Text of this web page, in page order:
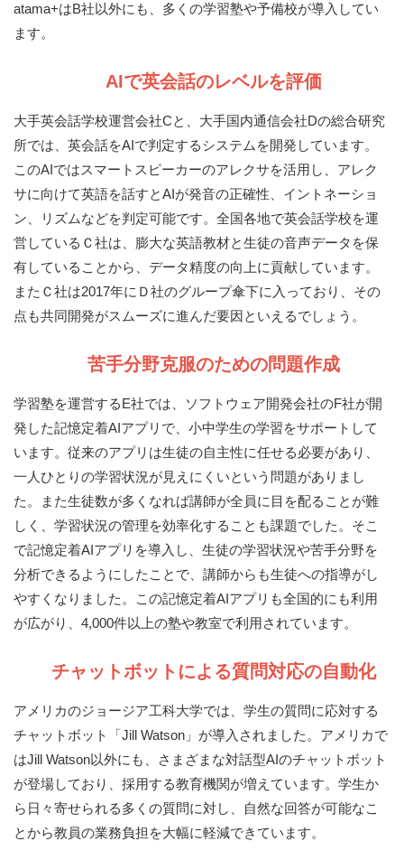
atama+はB社以外にも、多くの学習塾や予備校が導入してい
ます。
AIで英会話のレベルを評価
大手英会話学校運営会社Cと、大手国内通信会社Dの総合研究
所では、英会話をAIで判定するシステムを開発しています。
このAIではスマートスピーカーのアレクサを活用し、アレク
サに向けて英語を話すとAIが発音の正確性、イントネーショ
ン、リズムなどを判定可能です。全国各地で英会話学校を運
営しているＣ社は、膨大な英語教材と生徒の音声データを保
有していることから、データ精度の向上に貢献しています。
またＣ社は2017年にＤ社のグループ傘下に入っており、その
点も共同開発がスムーズに進んだ要因といえるでしょう。
苦手分野克服のための問題作成
学習塾を運営するE社では、ソフトウェア開発会社のF社が開
発した記憶定着AIアプリで、小中学生の学習をサポートして
います。従来のアプリは生徒の自主性に任せる必要があり、
一人ひとりの学習状況が見えにくいという問題がありまし
た。また生徒数が多くなれば講師が全員に目を配ることが難
しく、学習状況の管理を効率化することも課題でした。そこ
で記憶定着AIアプリを導入し、生徒の学習状況や苦手分野を
分析できるようにしたことで、講師からも生徒への指導がし
やすくなりました。この記憶定着AIアプリも全国的にも利用
が広がり、4,000件以上の塾や教室で利用されています。
チャットボットによる質問対応の自動化
アメリカのジョージア工科大学では、学生の質問に応対する
チャットボット「Jill Watson」が導入されました。アメリカで
はJill Watson以外にも、さまざまな対話型AIのチャットボット
が登場しており、採用する教育機関が増えています。学生か
ら日々寄せられる多くの質問に対し、自然な回答が可能なこ
とから教員の業務負担を大幅に軽減できています。